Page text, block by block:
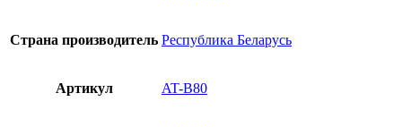
Страна производитель Республика Беларусь
Артикул AT-B80